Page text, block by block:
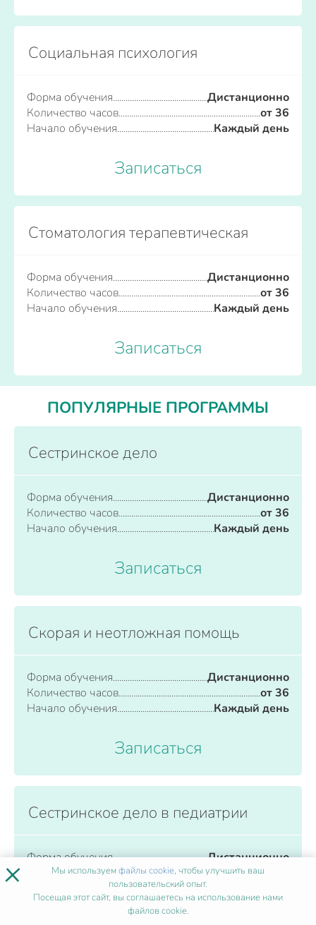
Социальная психология
Форма обучения
Дистанционно
Количество часов
от 36
Начало обучения
Каждый день
Записаться
Стоматология терапевтическая
Форма обучения
Дистанционно
Количество часов
от 36
Начало обучения
Каждый день
Записаться
ПОПУЛЯРНЫЕ ПРОГРАММЫ
Сестринское дело
Форма обучения
Дистанционно
Количество часов
от 36
Начало обучения
Каждый день
Записаться
Скорая и неотложная помощь
Форма обучения
Дистанционно
Количество часов
от 36
Начало обучения
Каждый день
Записаться
Сестринское дело в педиатрии
Форма обучения
Дистанционно
Количество часов
от 36
Начало обучения
× Мы используемфайлы cookie, чтобы улучшить ваш
пользовательский опыт.
Посещая этот сайт, вы соглашаетесь на использование нами
файлов cookie.